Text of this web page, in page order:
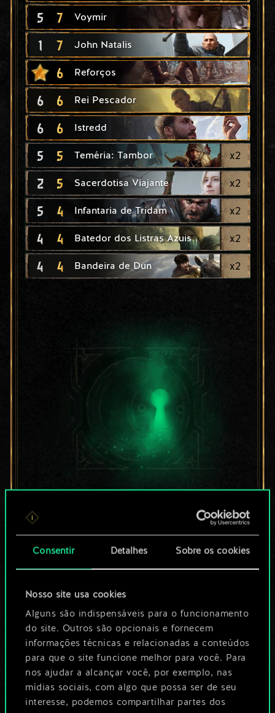
Consentir Detalhes Sobre os cookies
Nosso site usa cookies
Alguns são indispensáveis para o funcionamento
do site. Outros são opcionais e fornecem
informações técnicas e relacionadas a conteúdos
para que o site funcione melhor para você. Para
nos ajudar a alcançar você, por exemplo, nas
mídias sociais, com algo que possa ser de seu
interesse, podemos compartilhar partes dos
5 7 Voymir
1 7 John Natalis
6 Reforços
6 6 Rei Pescador
6 6 Istredd
5 5 Teméria: Tambor x2
2 5 Sacerdotisa Viajante x2
5 4 Infantaria de Tridam x2
4 4 Batedor dos Listras Azuis x2
4 4 Bandeira de Dun x2
Por enquanto, isto é
apenas um conjunto
compartilhado.
No entanto, dá para
ser muito mais!
Dê um nome para este baralho e crie
um guia